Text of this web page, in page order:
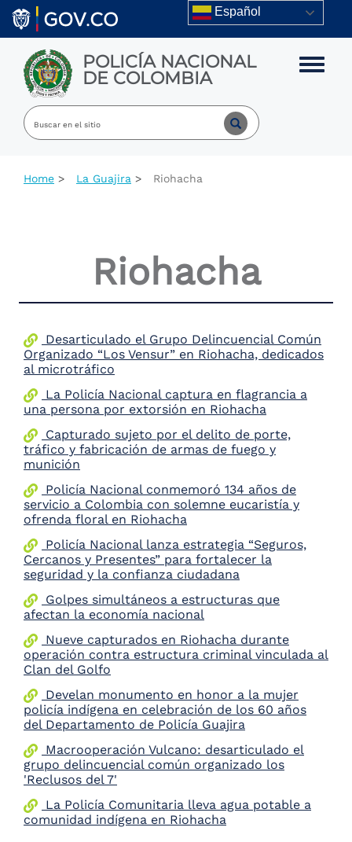
Skip to main content Español
POLICÍA NACIONAL
DE COLOMBIA Toggle
Home La Guajira Riohacha
Riohacha
Desarticulado el Grupo Delincuencial Común
Organizado “Los Vensur” en Riohacha, dedicados
al microtráfico
La Policía Nacional captura en flagrancia a
una persona por extorsión en Riohacha
Capturado sujeto por el delito de porte,
tráfico y fabricación de armas de fuego y
munición
Policía Nacional conmemoró 134 años de
servicio a Colombia con solemne eucaristía y
ofrenda floral en Riohacha
Policía Nacional lanza estrategia “Seguros,
Cercanos y Presentes” para fortalecer la
seguridad y la confianza ciudadana
Golpes simultáneos a estructuras que
afectan la economía nacional
Nueve capturados en Riohacha durante
operación contra estructura criminal vinculada al
Clan del Golfo
Develan monumento en honor a la mujer
policía indígena en celebración de los 60 años
del Departamento de Policía Guajira
Macrooperación Vulcano: desarticulado el
grupo delincuencial común organizado los
'Reclusos del 7'
La Policía Comunitaria lleva agua potable a
comunidad indígena en Riohacha